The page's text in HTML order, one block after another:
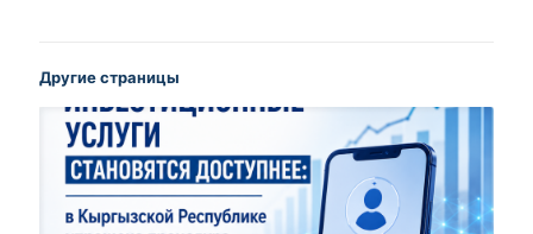
Другие страницы